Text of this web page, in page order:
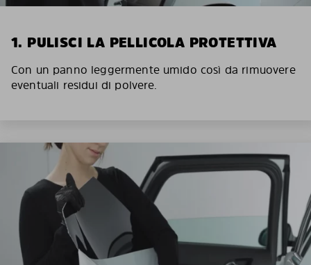
1. PULISCI LA PELLICOLA PROTETTIVA
Con un panno leggermente umido così da rimuovere
eventuali residui di polvere.